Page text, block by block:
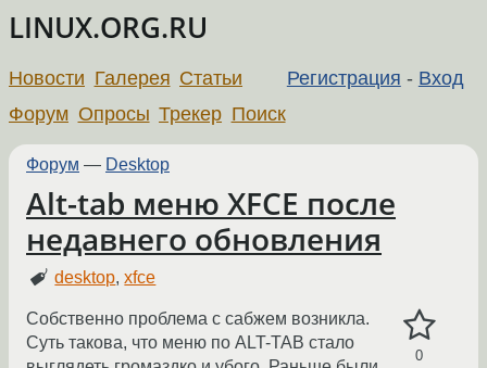
LINUX.ORG.RU
Регистрация - Вход
Новости Галерея Статьи
Форум Опросы Трекер Поиск
Форум — Desktop
Alt-tab меню XFCE после
недавнего обновления
desktop,xfce
0
Собственно проблема с сабжем возникла.
Суть такова, что меню по ALT-TAB стало